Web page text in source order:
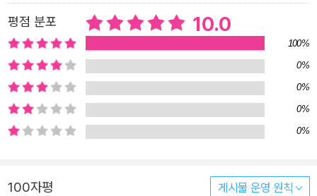
평점 분포 10.0
100%
0%
0%
0%
0%
100자평 게시물 운영 원칙